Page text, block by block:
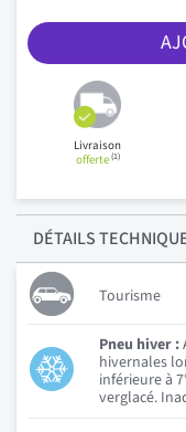
Livraison
offerte(1)
DÉTAILS
Tourisme
Pneu hiver :
hivernales
inférieure à
verglacé.